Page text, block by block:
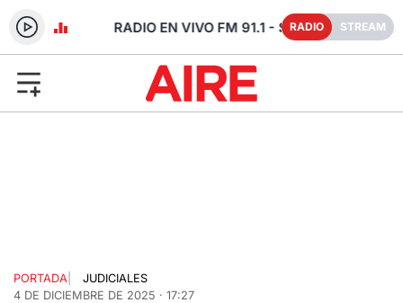
FE RADIO STREAM
PORTADA
JUDICIALES
4 DE DICIEMBRE DE 2025 · 17:27